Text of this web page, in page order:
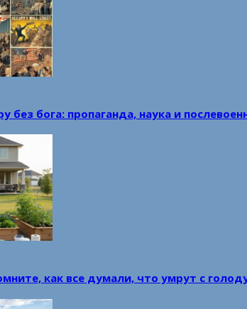
без бога: пропаганда, наука и
как все думали, что умрут с